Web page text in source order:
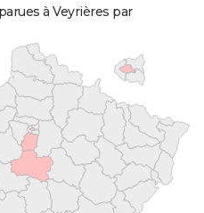
à Veyrières par